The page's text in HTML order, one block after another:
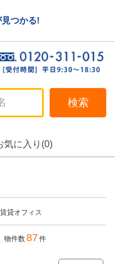
つかる!
検索
気に入り (0)
賃貸オフィス
件数87件